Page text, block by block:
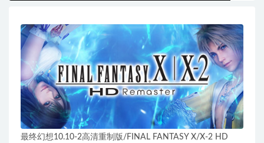
最终幻想10.10-2高清重制版/FINAL FANTASY X/X-2 HD